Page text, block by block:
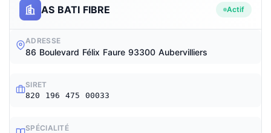
AS BATI FIBRE Actif
ADRESSE
86 Boulevard Félix Faure 93300 Aubervilliers
SIRET
820 196 475 00033
SPÉCIALITÉ